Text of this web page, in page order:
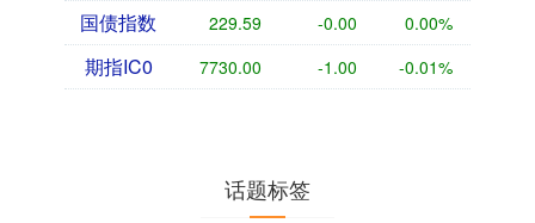
国债指数 229.59 -0.00 0.00%
期指IC0 7730.00 -1.00 -0.01%
话题标签